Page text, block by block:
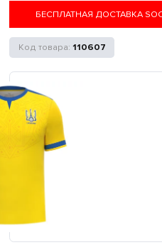
БЕСПЛАТНАЯ ДОСТАВКА
110607